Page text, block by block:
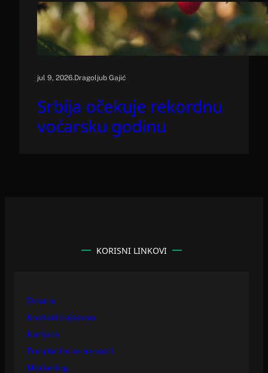
jul 9, 2026.Dragoljub Gajić
Srbija očekuje rekordnu
voćarsku godinu
KORISNI LINKOVI
O nama
Kontaktirajte nas
Karijera
Pretplatite se na vesti
Marketing